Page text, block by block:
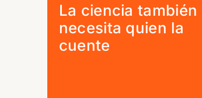
La ciencia también
necesita quien la
cuente